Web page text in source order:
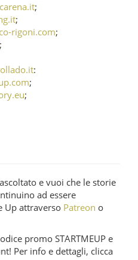
;
;
rigoni.com;
;
:
;
;
e vuoi che le storie
ad essere
Up attraverso Patreon o
promo STARTMEUP e
Per info e dettagli, clicca